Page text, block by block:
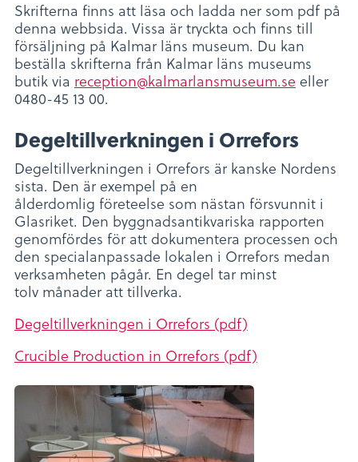
Skrifterna finns att läsa och ladda ner som pdf på
denna webbsida. Vissa är tryckta och finns till
försäljning på Kalmar läns museum. Du kan
beställa skrifterna från Kalmar läns museums
butik via reception@kalmarlansmuseum.se eller
0480-45 13 00.
Degeltillverkningen i Orrefors
Degeltillverkningen i Orrefors är kanske Nordens
sista. Den är exempel på en
ålderdomlig företeelse som nästan försvunnit i
Glasriket. Den byggnadsantikvariska rapporten
genomfördes för att dokumentera processen och
den specialanpassade lokalen i Orrefors medan
verksamheten pågår. En degel tar minst
tolv månader att tillverka.
Degeltillverkningen i Orrefors (pdf)
Crucible Production in Orrefors (pdf)